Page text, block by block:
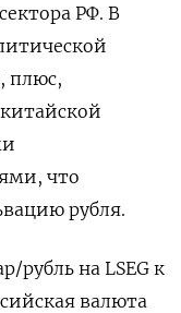
РФ. В
плюс,
что
рубля.
рубль на LSEG к
валюта